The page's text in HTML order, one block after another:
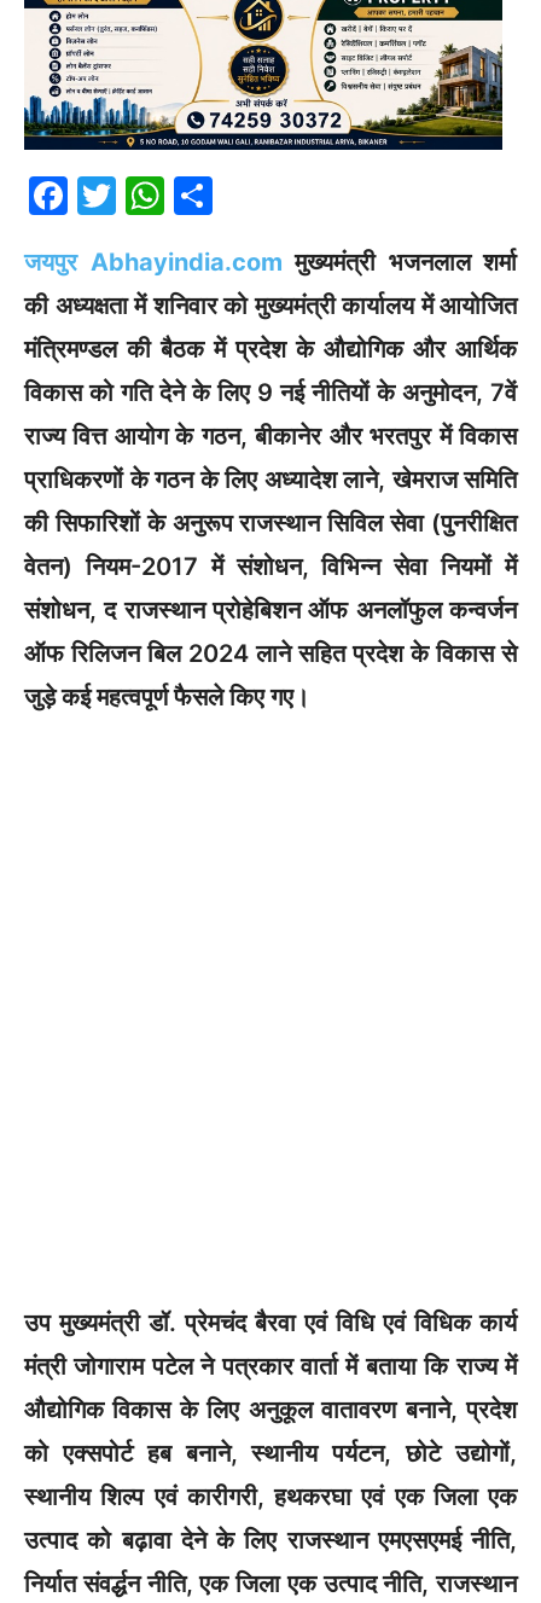
F
c
e
b
o
o
k
T
itt
er
W
at
s
A
p
p
ar
e
जयपुर Abhayindia.com मुख्यमंत्री भजनलाल शर्मा
की अध्यक्षता में शनिवार को मुख्यमंत्री कार्यालय में आयोजित
मंत्रिमण्डल की बैठक में प्रदेश के औद्योगिक और आर्थिक
विकास को गति देने के लिए 9 नई नीतियों के अनुमोदन, 7वें
राज्य वित्त आयोग के गठन, बीकानेर और भरतपुर में विकास
प्राधिकरणों के गठन के लिए अध्यादेश लाने, खेमराज समिति
की सिफारिशों के अनुरूप राजस्थान सिविल सेवा (पुनरीक्षित
वेतन) नियम-2017 में संशोधन, विभिन्न सेवा नियमों में
संशोधन, द राजस्थान प्रोहेबिशन ऑफ अनलॉफुल कन्वर्जन
ऑफ रिलिजन बिल 2024 लाने सहित प्रदेश के विकास से
जुड़े कई महत्वपूर्ण फैसले किए गए।
उप मुख्यमंत्री डॉ. प्रेमचंद बैरवा एवं विधि एवं विधिक कार्य
मंत्री जोगाराम पटेल ने पत्रकार वार्ता में बताया कि राज्य में
औद्योगिक विकास के लिए अनुकूल वातावरण बनाने, प्रदेश
को एक्सपोर्ट हब बनाने, स्थानीय पर्यटन, छोटे उद्योगों,
स्थानीय शिल्प एवं कारीगरी, हथकरघा एवं एक जिला एक
उत्पाद को बढ़ावा देने के लिए राजस्थान एमएसएमई नीति,
निर्यात संवर्द्धन नीति, एक जिला एक उत्पाद नीति, राजस्थान